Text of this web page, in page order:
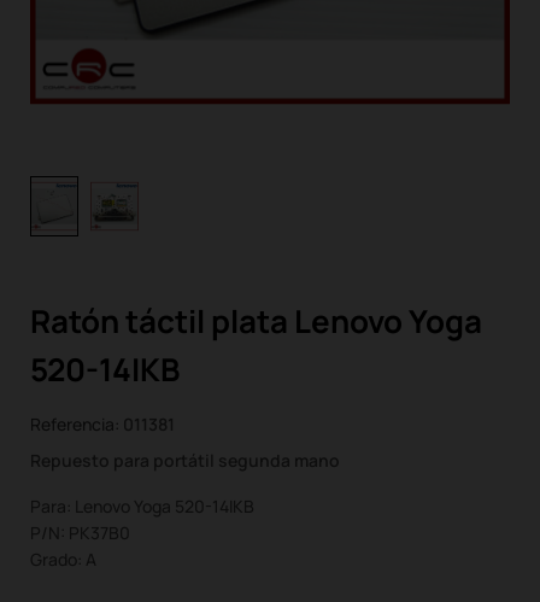
Ratón táctil plata Lenovo Yoga
520-14IKB
Referencia: 011381
Repuesto para portátil segunda mano
Para: Lenovo Yoga 520-14IKB
P/N: PK37B0
Grado: A